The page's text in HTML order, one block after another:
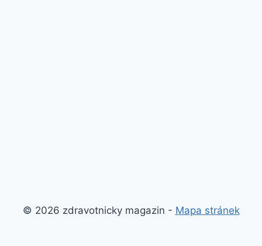
© 2026 zdravotnicky magazin - Mapa stránek